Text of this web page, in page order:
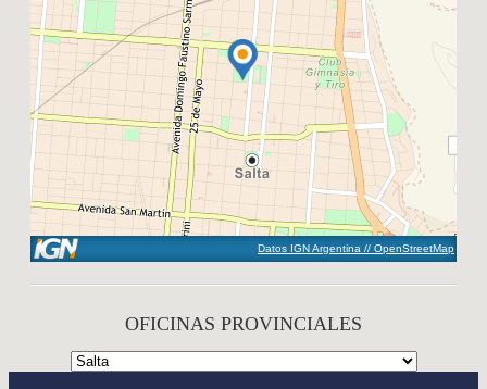
Datos IGN Argentina // OpenStreetMap
OFICINAS PROVINCIALES